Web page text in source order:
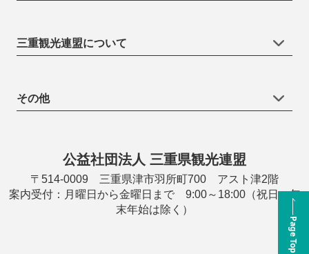
Page Top
三重観光連盟について
その他
公益社団法人 三重県観光連盟
〒514-0009 三重県津市羽所町700 アスト津2階
案内受付：月曜日から金曜日まで 9:00～18:00（祝日・年
末年始は除く）